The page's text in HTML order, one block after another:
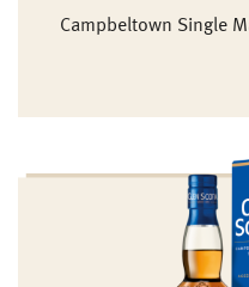
Campbeltown Single